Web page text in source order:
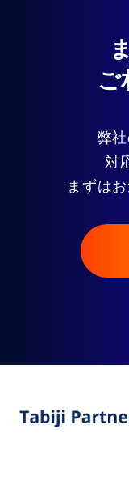
ご
弊
対
まずは